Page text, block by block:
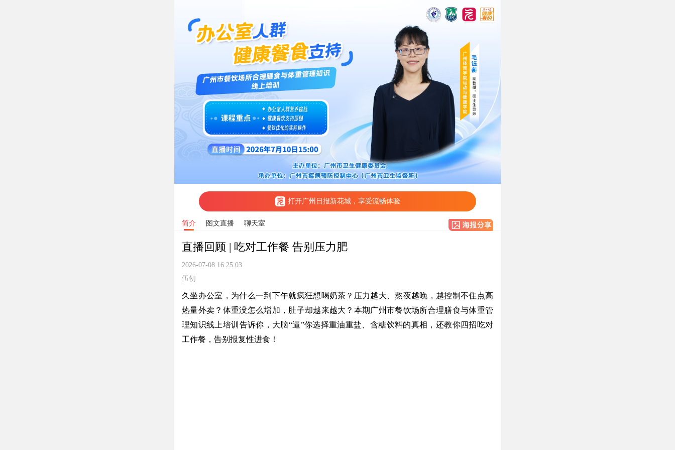
打开广州日报新花城，享受流畅体验
简介 图文直播 聊天室
直播回顾 | 吃对工作餐 告别压力肥
2026-07-08 16:25:03
伍仞
久坐办公室，为什么一到下午就疯狂想喝奶茶？压力越大、熬夜越晚，越控制不住点高
热量外卖？体重没怎么增加，肚子却越来越大？本期广州市餐饮场所合理膳食与体重管
理知识线上培训告诉你，大脑“逼”你选择重油重盐、含糖饮料的真相，还教你四招吃对
工作餐，告别报复性进食！